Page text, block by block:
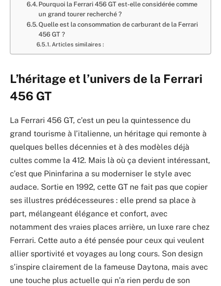
Pourquoi la Ferrari 456 GT est-elle considérée comme
un grand tourer recherché ?
Quelle est la consommation de carburant de la Ferrari
456 GT ?
Articles similaires :
L’héritage et l’univers de la Ferrari
456 GT
La Ferrari 456 GT, c’est un peu la quintessence du
grand tourisme à l’italienne, un héritage qui remonte à
quelques belles décennies et à des modèles déjà
cultes comme la 412. Mais là où ça devient intéressant,
c’est que Pininfarina a su moderniser le style avec
audace. Sortie en 1992, cette GT ne fait pas que copier
ses illustres prédécesseures : elle prend sa place à
part, mélangeant élégance et confort, avec
notamment des vraies places arrière, un luxe rare chez
Ferrari. Cette auto a été pensée pour ceux qui veulent
allier sportivité et voyages au long cours. Son design
s’inspire clairement de la fameuse Daytona, mais avec
une touche plus actuelle qui n’a rien perdu de son